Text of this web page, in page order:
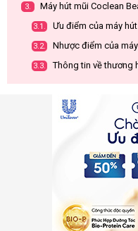
3. Máy hút mũi Coclean
3.1. Ưu điểm của máy
3.2. Nhược điểm của
3.3. Thông tin về thương